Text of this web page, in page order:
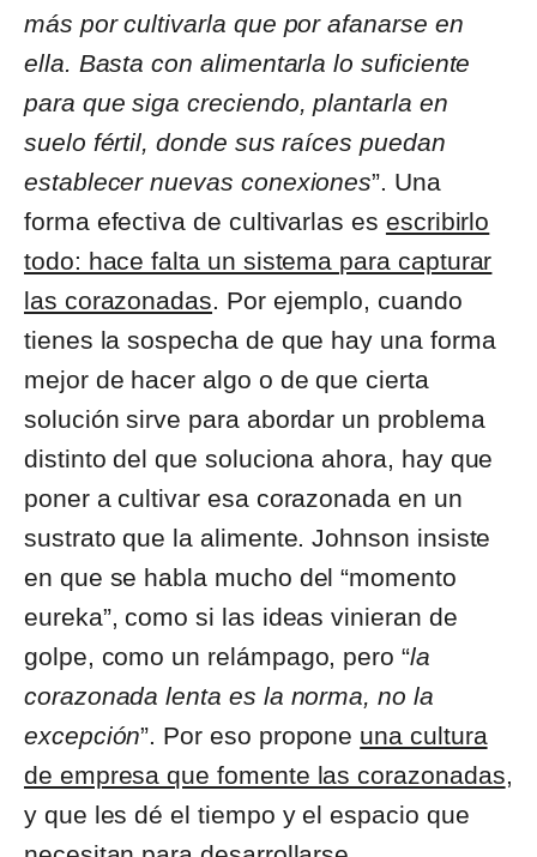
más por cultivarla que por afanarse en
ella. Basta con alimentarla lo suficiente
para que siga creciendo, plantarla en
suelo fértil, donde sus raíces puedan
establecer nuevas conexiones”. Una
forma efectiva de cultivarlas es escribirlo
todo: hace falta un sistema para capturar
las corazonadas. Por ejemplo, cuando
tienes la sospecha de que hay una forma
mejor de hacer algo o de que cierta
solución sirve para abordar un problema
distinto del que soluciona ahora, hay que
poner a cultivar esa corazonada en un
sustrato que la alimente. Johnson insiste
en que se habla mucho del “momento
eureka”, como si las ideas vinieran de
golpe, como un relámpago, pero “la
corazonada lenta es la norma, no la
excepción”. Por eso propone una cultura
de empresa que fomente las corazonadas,
y que les dé el tiempo y el espacio que